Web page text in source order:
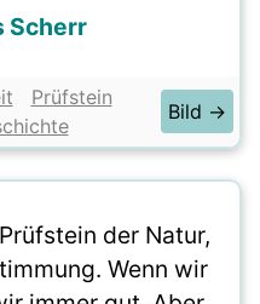
Scherr
Prüfstein
Bild →
der Natur,
Wenn wir